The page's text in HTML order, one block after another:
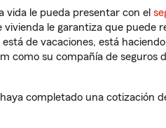
vida le pueda presentar con el
vivienda le garantiza que puede
de vacaciones, está
como su compañía de
completado una cotización